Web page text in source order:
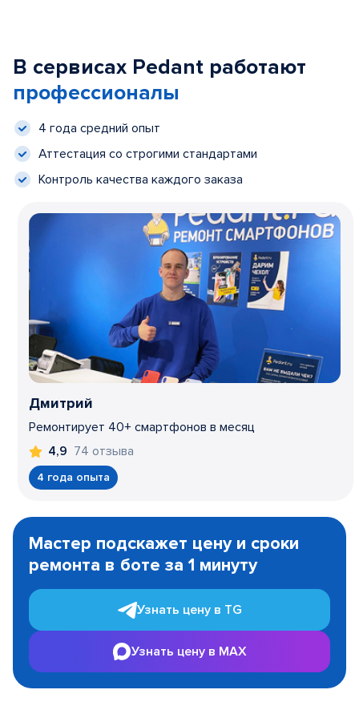
В сервисах Pedant работают
профессионалы
4 года средний опыт
Аттестация со строгими стандартами
Контроль качества каждого заказа
Дмитрий
Ремонтирует 40+ смартфонов в месяц
4,9 74 отзыва
4 года опыта
1
Мастер подскажет цену и сроки
ремонта в боте за 1 минуту
Узнать цену в TG
Узнать цену в MAX